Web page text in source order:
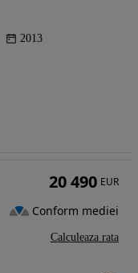
2013
20 490 EUR
Conform mediei
Calculeaza rata